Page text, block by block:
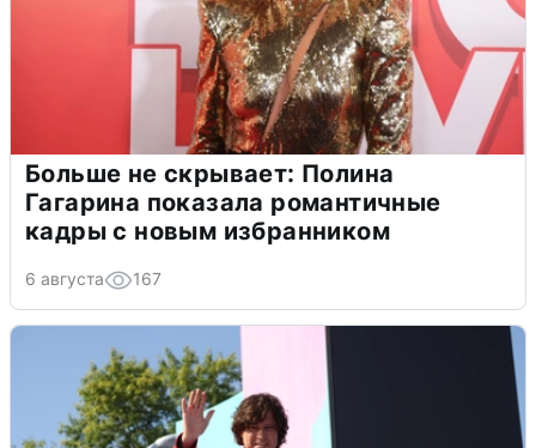
Больше не скрывает: Полина
Гагарина показала романтичные
кадры с новым избранником
6 августа 167